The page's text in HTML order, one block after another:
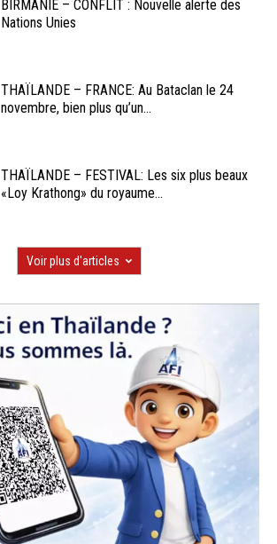
BIRMANIE – CONFLIT : Nouvelle alerte des
Nations Unies
THAÏLANDE – FRANCE: Au Bataclan le 24
novembre, bien plus qu’un...
THAÏLANDE – FESTIVAL: Les six plus beaux
«Loy Krathong» du royaume...
Voir plus d'articles